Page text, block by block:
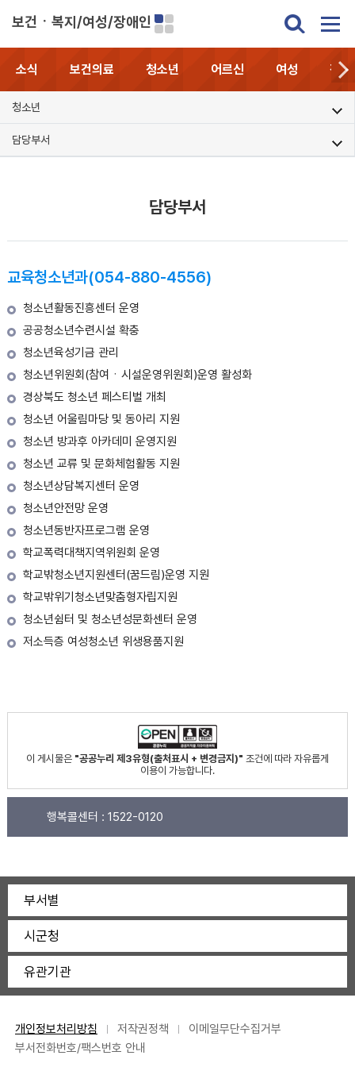
보건ㆍ복지/여성/장애인
소식 보건의료 청소년 어르신 여성 장애
청소년
담당부서
담당부서
교육청소년과(054-880-4556)
청소년활동진흥센터 운영
공공청소년수련시설 확충
청소년육성기금 관리
청소년위원회(참여ㆍ시설운영위원회)운영 활성화
경상북도 청소년 페스티벌 개최
청소년 어울림마당 및 동아리 지원
청소년 방과후 아카데미 운영지원
청소년 교류 및 문화체험활동 지원
청소년상담복지센터 운영
청소년안전망 운영
청소년동반자프로그램 운영
학교폭력대책지역위원회 운영
학교밖청소년지원센터(꿈드림)운영 지원
학교밖위기청소년맞춤형자립지원
청소년쉼터 및 청소년성문화센터 운영
저소득층 여성청소년 위생용품지원
이 게시물은 "공공누리 제3유형(출처표시 + 변경금지)" 조건에 따라 자유롭게
이용이 가능합니다.
행복콜센터 : 1522-0120
부서별
시군청
유관기관
개인정보처리방침 저작권정책
이메일무단수집거부
부서전화번호/팩스번호 안내